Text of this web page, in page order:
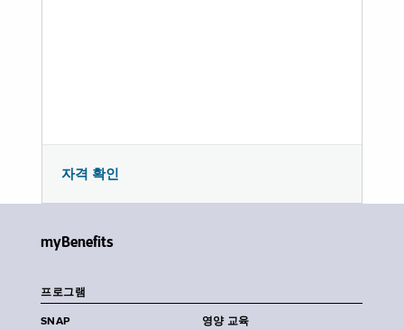
자격 확인
myBenefits
프로그램
SNAP 영양 교육